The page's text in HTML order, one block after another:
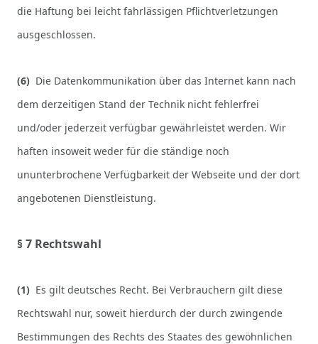
die Haftung bei leicht fahrlässigen Pflichtverletzungen
ausgeschlossen.
(6) Die Datenkommunikation über das Internet kann nach
dem derzeitigen Stand der Technik nicht fehlerfrei
und/oder jederzeit verfügbar gewährleistet werden. Wir
haften insoweit weder für die ständige noch
ununterbrochene Verfügbarkeit der Webseite und der dort
angebotenen Dienstleistung.
§ 7 Rechtswahl
(1) Es gilt deutsches Recht. Bei Verbrauchern gilt diese
Rechtswahl nur, soweit hierdurch der durch zwingende
Bestimmungen des Rechts des Staates des gewöhnlichen